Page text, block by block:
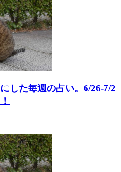
した毎週の占い。6/26-7/2